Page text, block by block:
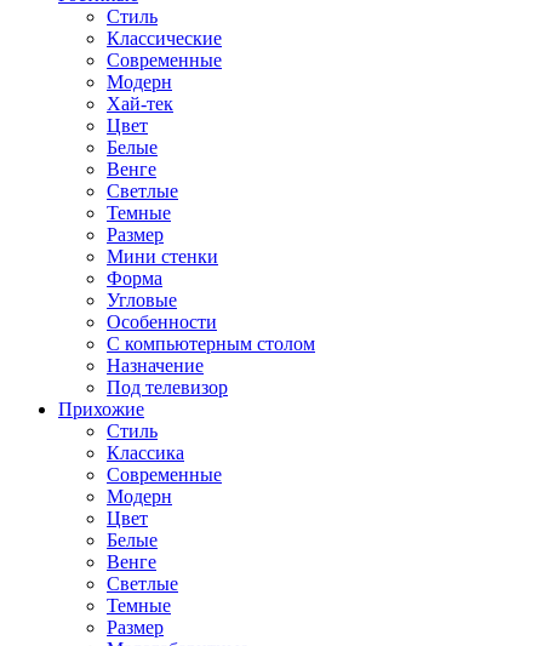
Стиль
Классические
Современные
Модерн
Хай-тек
Цвет
Белые
Венге
Светлые
Темные
Размер
Мини стенки
Форма
Угловые
Особенности
С компьютерным столом
Назначение
Под телевизор
Прихожие
Стиль
Классика
Современные
Модерн
Цвет
Белые
Венге
Светлые
Темные
Размер